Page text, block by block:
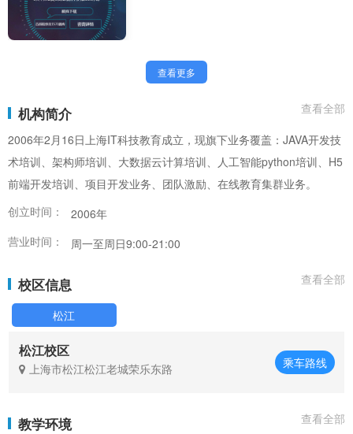
查看更多
机构简介
查看全部
2006年2月16日上海IT科技教育成立，现旗下业务覆盖：JAVA开发技
术培训、架构师培训、大数据云计算培训、人工智能python培训、H5
前端开发培训、项目开发业务、团队激励、在线教育集群业务。
创立时间：
2006年
营业时间：
周一至周日9:00-21:00
校区信息 查看全部
松江
松江校区
上海市松江松江老城荣乐东路 乘车路线
教学环境 查看全部